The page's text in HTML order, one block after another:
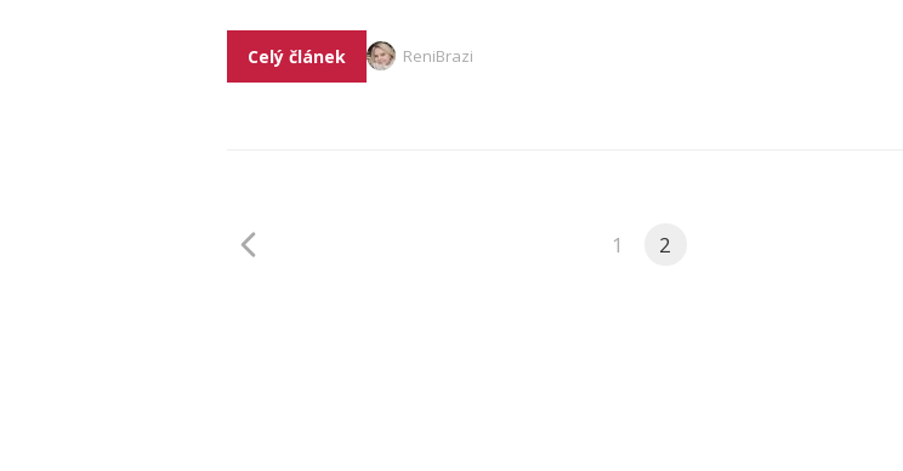
Celý článek ReniBrazi
1 2